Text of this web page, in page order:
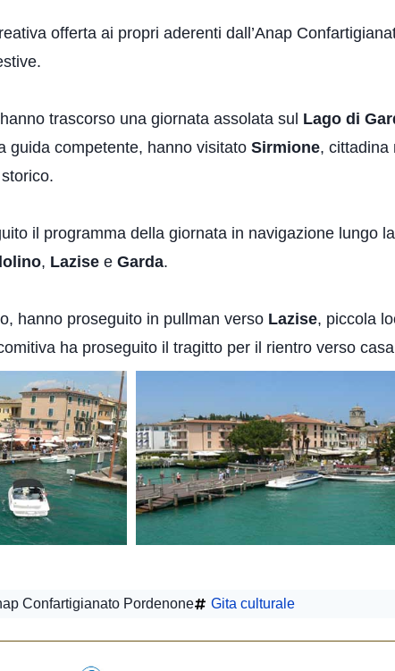
offerta ai propri aderenti dall’Anap
trascorso una giornata assolata sul Lago di
guida competente, hanno visitato Sirmione, cittadina
il programma della giornata in navigazione lungo
, Lazise e Garda.
hanno proseguito in pullman verso Lazise, piccola
ha proseguito il tragitto per il rientro verso
Confartigianato Pordenone Gita culturale